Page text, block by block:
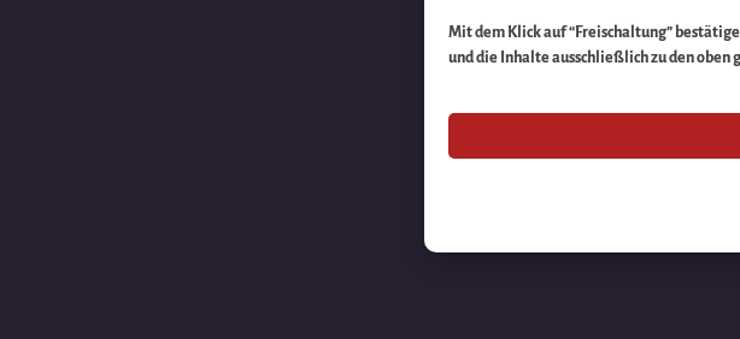
Mit dem Klick auf “Freischaltung”
und die Inhalte ausschließlich zu den oben